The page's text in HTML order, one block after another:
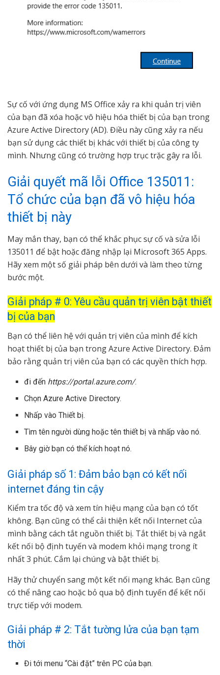
Sự cố với ứng dụng MS Office xảy ra khi quản trị viên
của bạn đã xóa hoặc vô hiệu hóa thiết bị của bạn trong
Azure Active Directory (AD). Điều này cũng xảy ra nếu
bạn sử dụng các thiết bị khác với thiết bị của công ty
mình. Nhưng cũng có trường hợp trục trặc gây ra lỗi.
Giải quyết mã lỗi Office 135011:
Tổ chức của bạn đã vô hiệu hóa
thiết bị này
May mắn thay, bạn có thể khắc phục sự cố và sửa lỗi
135011 để bật hoặc đăng nhập lại Microsoft 365 Apps.
Hãy xem một số giải pháp bên dưới và làm theo từng
bước một.
Giải pháp # 0: Yêu cầu quản trị viên bật thiết
bị của bạn
Bạn có thể liên hệ với quản trị viên của mình để kích
hoạt thiết bị của bạn trong Azure Active Directory. Đảm
bảo rằng quản trị viên của bạn có các quyền thích hợp.
đi đến https://portal.azure.com/.
Chọn Azure Active Directory.
Nhấp vào Thiết bị.
Tìm tên người dùng hoặc tên thiết bị và nhấp vào nó.
Bây giờ bạn có thể kích hoạt nó.
Giải pháp số 1: Đảm bảo bạn có kết nối
internet đáng tin cậy
Kiểm tra tốc độ và xem tín hiệu mạng của bạn có tốt
không. Bạn cũng có thể cải thiện kết nối Internet của
mình bằng cách tắt nguồn thiết bị. Tắt thiết bị và ngắt
kết nối bộ định tuyến và modem khỏi mạng trong ít
nhất 3 phút. Cắm lại chúng và bật thiết bị.
Hãy thử chuyển sang một kết nối mạng khác. Bạn cũng
có thể nâng cao hoặc bỏ qua bộ định tuyến để kết nối
trực tiếp với modem.
Giải pháp # 2: Tắt tường lửa của bạn tạm
thời
Đi tới menu “Cài đặt” trên PC của bạn.